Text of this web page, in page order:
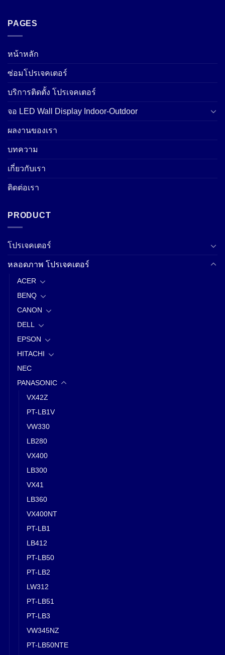
PAGES
หน้าหลัก
ซ่อมโปรเจคเตอร์
บริการติดตั้ง โปรเจคเตอร์
จอ LED Wall Display Indoor-Outdoor
ผลงานของเรา
บทความ
เกี่ยวกับเรา
ติดต่อเรา
PRODUCT
โปรเจคเตอร์
หลอดภาพ โปรเจคเตอร์
ACER
BENQ
CANON
DELL
EPSON
HITACHI
NEC
PANASONIC
VX42Z
PT-LB1V
VW330
LB280
VX400
LB300
VX41
LB360
VX400NT
PT-LB1
LB412
PT-LB50
PT-LB2
LW312
PT-LB51
PT-LB3
VW345NZ
PT-LB50NTE